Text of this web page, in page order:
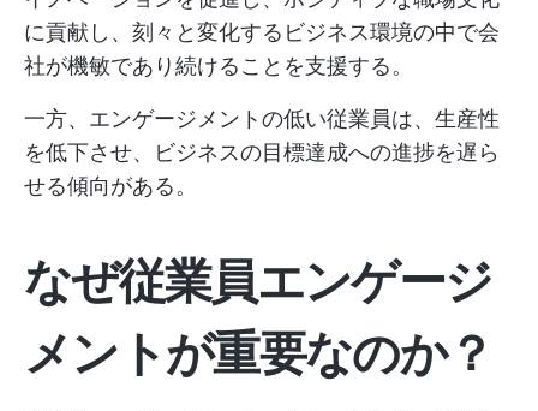
に貢献し、刻々と変化するビジネス環境の中で会
社が機敏であり続けることを支援する。
一方、エンゲージメントの低い従業員は、生産性
を低下させ、ビジネスの目標達成への進捗を遅ら
せる傾向がある。
なぜ従業員エンゲージ
メントが重要なのか？